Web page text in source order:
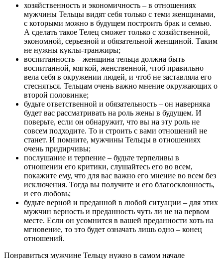
хозяйственность и экономичность – в отношениях
мужчины Тельцы видят себя только с теми женщинами,
с которыми можно в будущем построить брак и семью.
А сделать такое Телец сможет только с хозяйственной,
экономной, серьезной и обязательной женщиной. Таким
не нужны куклы-транжиры;
воспитанность – женщина тельца должна быть
воспитанной, мягкой, женственной, чтоб правильно
вела себя в окружении людей, и чтоб не заставляла его
стесняться. Тельцам очень важно мнение окружающих о
второй половинке;
будьте ответственной и обязательность – он наверняка
будет вас рассматривать на роль жены в будущем. И
поверьте, если он обнаружит, что вы на эту роль не
совсем подходите. То и строить с вами отношений не
станет. И помните, мужчины Тельцы в отношениях
очень придирчивы;
послушание и терпение – будьте терпеливы в
отношении его критики, слушайтесь его во всем,
покажите ему, что для вас важно его мнение во всем без
исключения. Тогда вы получите и его благосклонность,
и его любовь;
будьте верной и преданной в любой ситуации – для этих
мужчин верность и преданность чуть ли не на первом
месте. Если он усомнится в вашей преданности хоть на
мгновение, то это будет означать лишь одно – конец
отношений.
Понравиться мужчине Тельцу нужно в самом начале